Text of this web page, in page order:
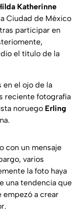
Katherinne
Ciudad de México
participar en
el título de la
en el ojo de la
reciente fotografía
noruego Erling
con un mensaje
varios
la foto haya
una tendencia que
empezó a crear